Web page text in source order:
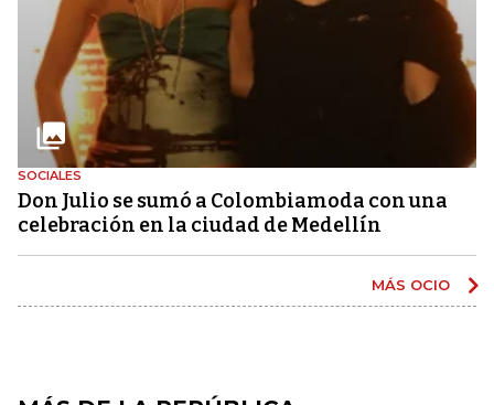
SOCIALES
Don Julio se sumó a Colombiamoda con una
celebración en la ciudad de Medellín
MÁS OCIO